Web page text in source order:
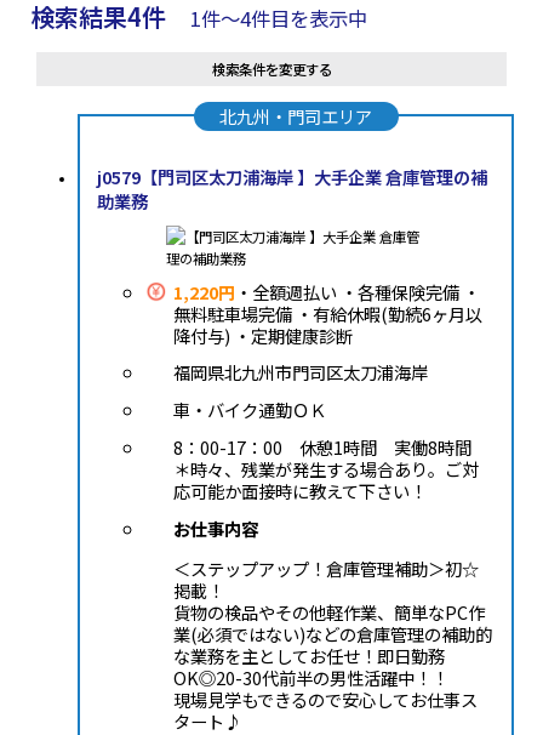
検索結果4件 1件〜4件目を表示中
検索条件を変更する
北九州・門司エリア
j0579【門司区太刀浦海岸 】大手企業 倉庫管理の補
助業務
1,220円 ・全額週払い ・各種保険完備 ・
無料駐車場完備 ・有給休暇(勤続6ヶ月以
降付与) ・定期健康診断
福岡県北九州市門司区太刀浦海岸
車・バイク通勤ＯＫ
8：00-17：00 休憩1時間 実働8時間
＊時々、残業が発生する場合あり。ご対
応可能か面接時に教えて下さい！
お仕事内容
＜ステップアップ！倉庫管理補助＞初☆
掲載！
貨物の検品やその他軽作業、簡単なPC作
業(必須ではない)などの倉庫管理の補助的
な業務を主としてお任せ！即日勤務
OK◎20-30代前半の男性活躍中！！
現場見学もできるので安心してお仕事ス
タート♪